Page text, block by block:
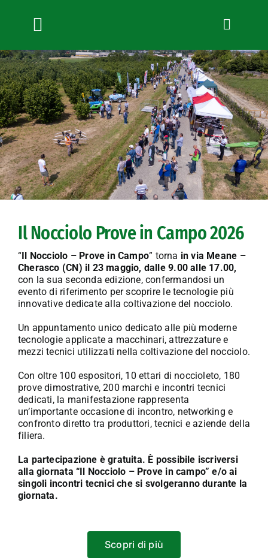
Toggle
Navigation
Chi siamo
Servizi
News
Bandi
Formazione
Convenzioni
L’Agricoltore cuneese
Lavora con noi
Contatti
Il Nocciolo Prove in Campo 2026
“ Il Nocciolo – Prove in Campo” torna in via Meane –
Cherasco (CN) il 23 maggio, dalle 9.00 alle 17.00,
con la sua seconda edizione, confermandosi un
evento di riferimento per scoprire le tecnologie più
innovative dedicate alla coltivazione del nocciolo.
Un appuntamento unico dedicato alle più moderne
tecnologie applicate a macchinari, attrezzature e
mezzi tecnici utilizzati nella coltivazione del nocciolo.
Con oltre 100 espositori, 10 ettari di noccioleto, 180
prove dimostrative, 200 marchi e incontri tecnici
dedicati, la manifestazione rappresenta
un’importante occasione di incontro, networking e
confronto diretto tra produttori, tecnici e aziende della
filiera.
La partecipazione è gratuita. È possibile iscriversi
alla giornata “Il Nocciolo – Prove in campo” e/o ai
singoli incontri tecnici che si svolgeranno durante la
giornata.
Scopri di più